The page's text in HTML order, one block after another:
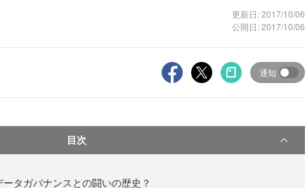
更新日: 2017/10/06
公開日: 2017/10/06
通知
目次
タガバナンスとの闘いの歴史？